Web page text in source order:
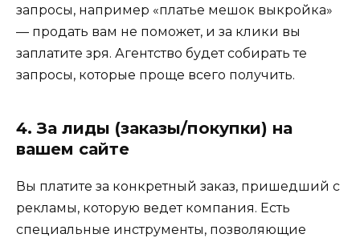
запросы, например «платье мешок выкройка»
— продать вам не поможет, и за клики вы
заплатите зря. Агентство будет собирать те
запросы, которые проще всего получить.
4. За лиды (заказы/покупки) на
вашем сайте
Вы платите за конкретный заказ, пришедший с
рекламы, которую ведет компания. Есть
специальные инструменты, позволяющие